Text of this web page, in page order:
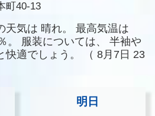
町40-13
天気は 晴れ。
最高気温は
。 服装については、
半袖や
快適でしょう。
（ 8月7日 23
明日